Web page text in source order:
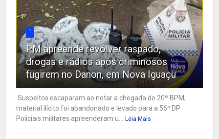
1
PM apreende revólver raspado,
drogas e rádios após criminosos
fugirem no Danon, em Nova Iguaçu
Suspeitos escaparam ao notar a chegada do 20º BPM;
material ilícito foi abandonado e levado para a 56ª DP
Policiais militares apreenderam u...
Leia Mais